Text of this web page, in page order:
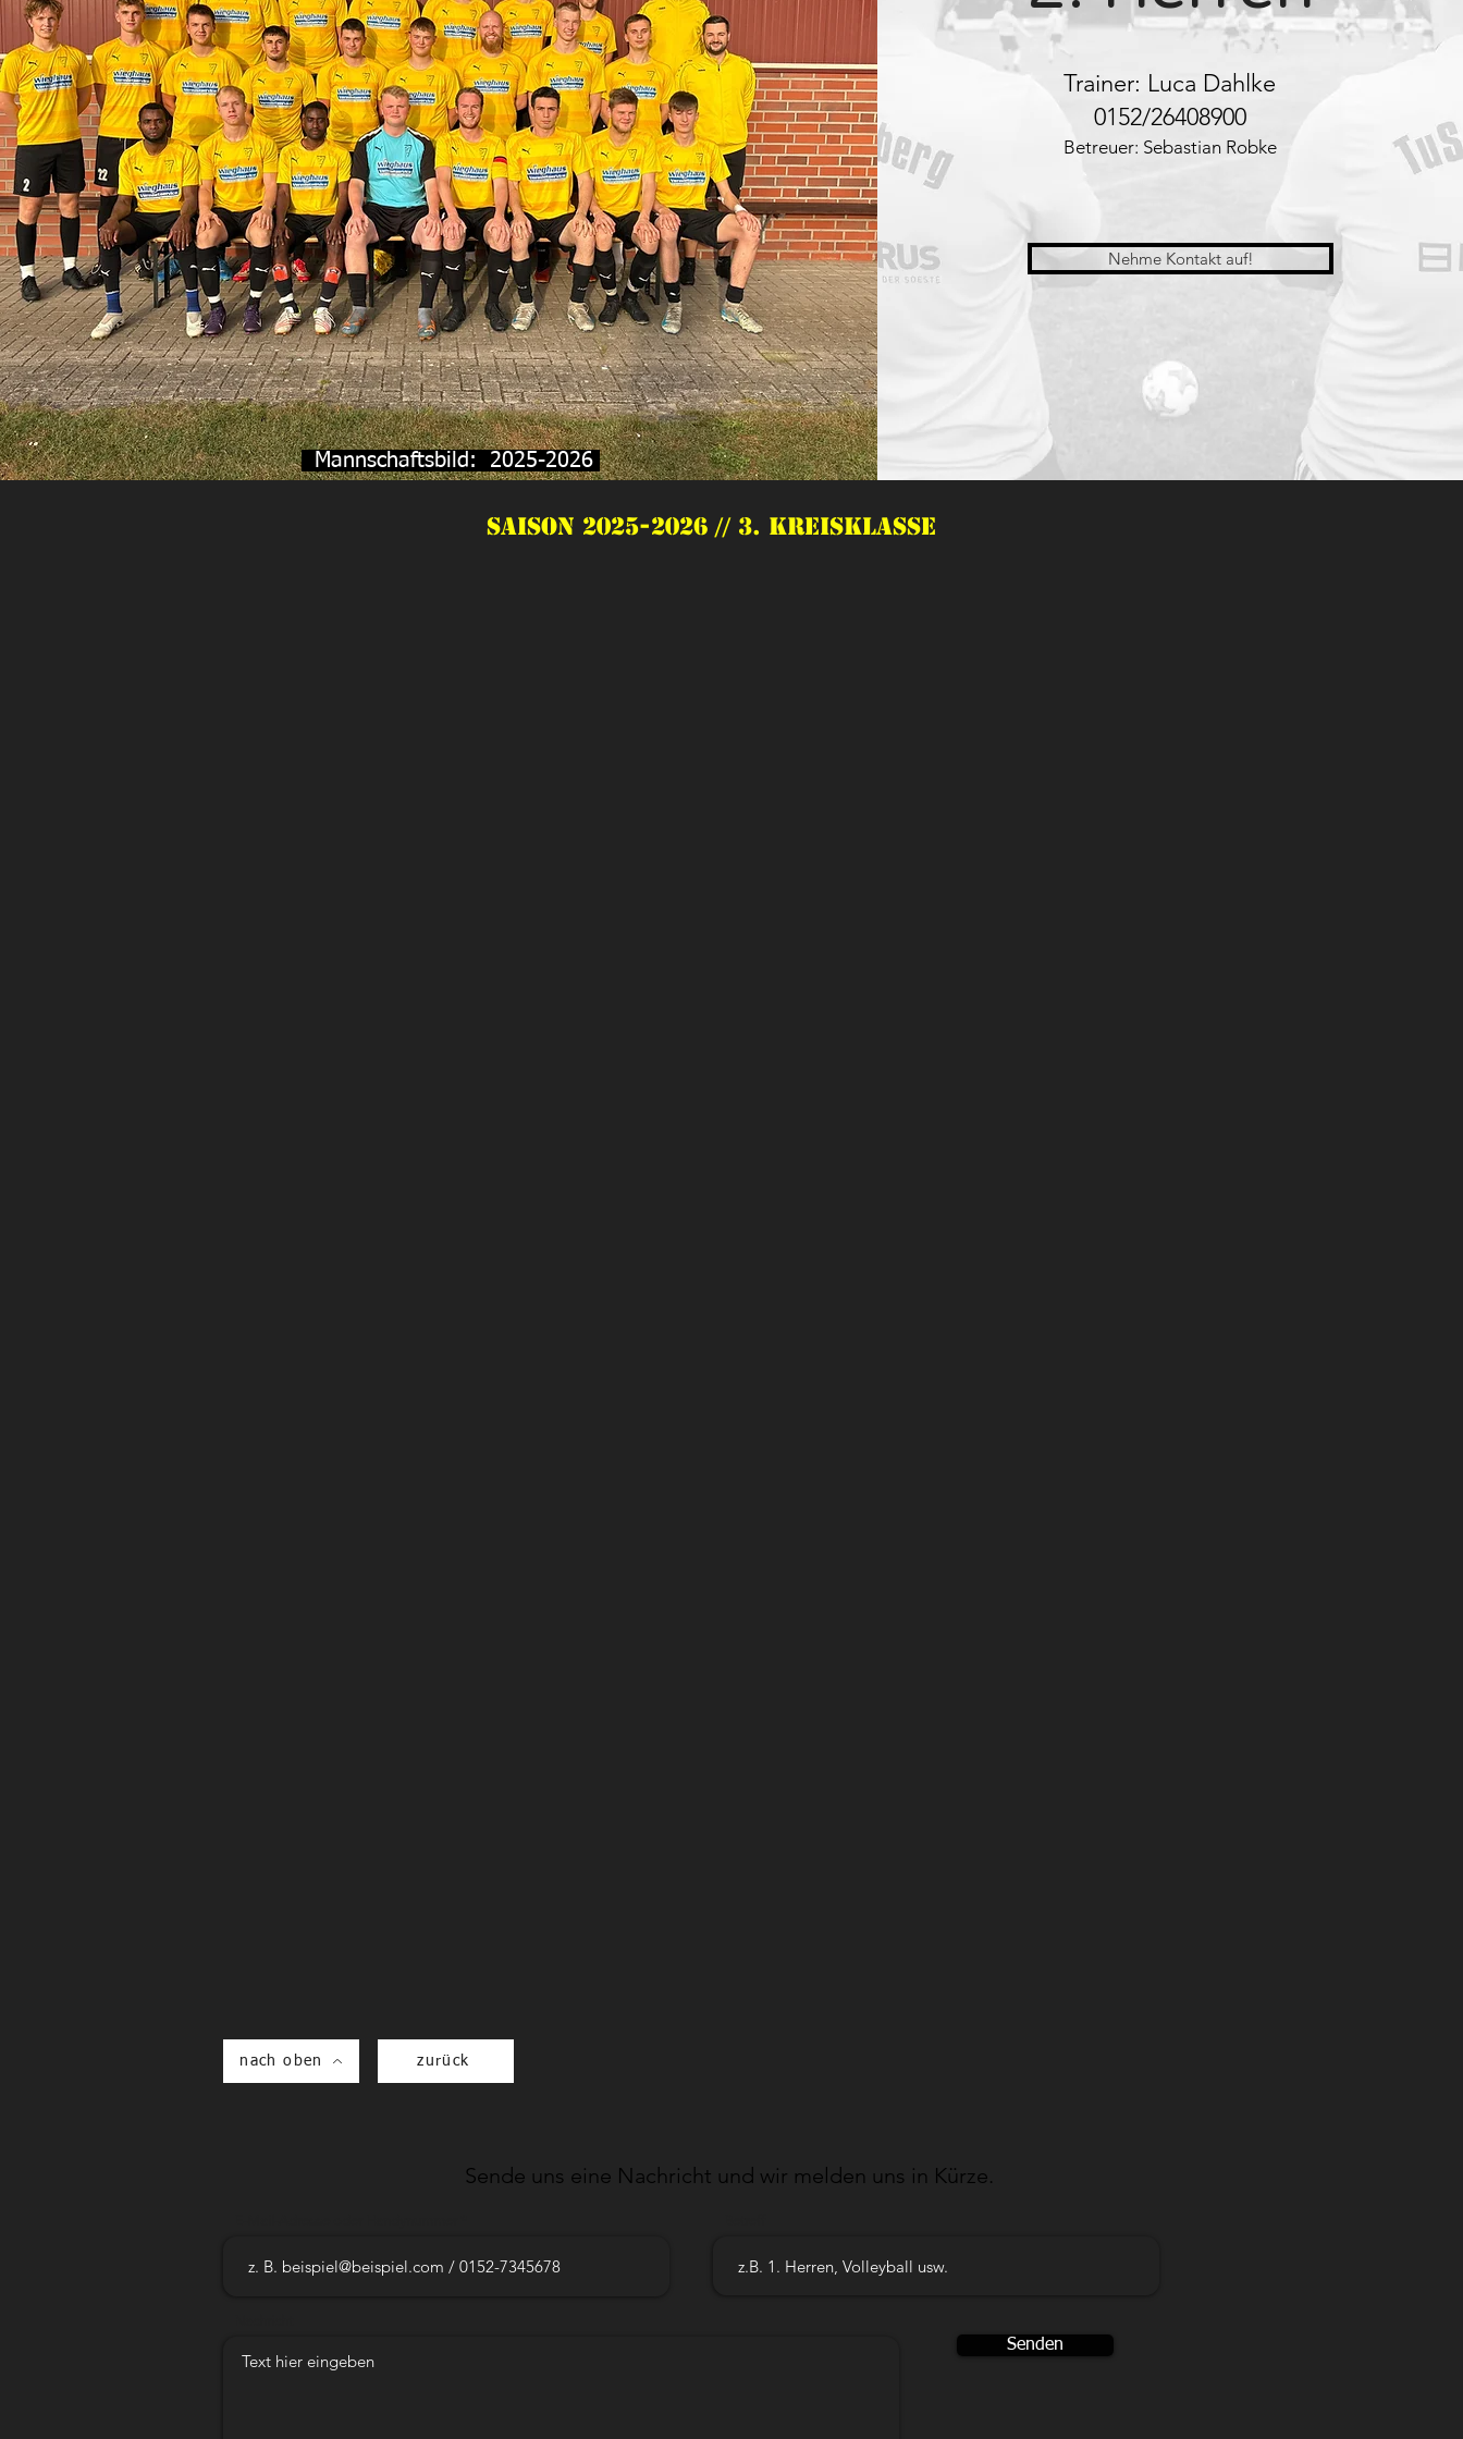
Mannschaftsbild: 2025-2026
Trainer: Luca Dahlke
0152/26408900
Betreuer: Sebastian Robke
Nehme Kontakt auf!
Saison 2025-2026 // 3. Kreisklasse
nach oben zurück
Sende uns eine Nachricht und wir melden uns in Kürze.
Senden